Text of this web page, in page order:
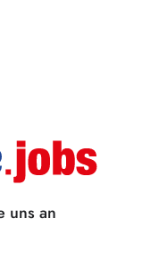
uns an